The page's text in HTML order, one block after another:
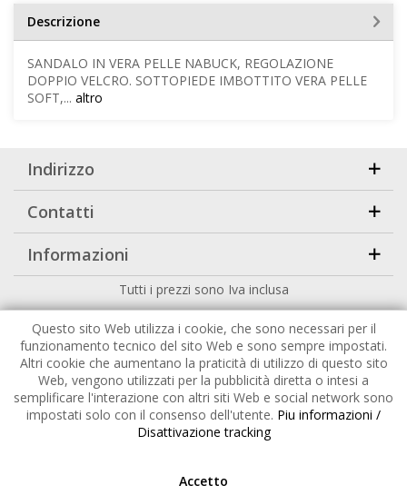
Descrizione
SANDALO IN VERA PELLE NABUCK, REGOLAZIONE
DOPPIO VELCRO. SOTTOPIEDE IMBOTTITO VERA PELLE
SOFT,... altro
Indirizzo
Contatti
Informazioni
Tutti i prezzi sono Iva inclusa
Copyright2026 |HuckePackby426 - Your Digital Upgrade
Questo sito Web utilizza i cookie, che sono necessari per il
funzionamento tecnico del sito Web e sono sempre impostati.
Altri cookie che aumentano la praticità di utilizzo di questo sito
Web, vengono utilizzati per la pubblicità diretta o intesi a
semplificare l'interazione con altri siti Web e social network sono
impostati solo con il consenso dell'utente. Piu informazioni /
Disattivazione tracking
Accetto